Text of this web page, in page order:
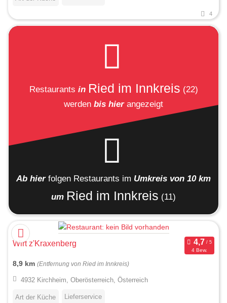
4
Restaurants in Ried im Innkreis (22)
werden bis hierangezeigt
Ab hier folgen Restaurants im Umkreis von 10 km
um Ried im Innkreis (11)
Wirt z'Kraxenberg
4 Bew.
8,9 km (Entfernung von Ried im Innkreis)
4932 Kirchheim, Oberösterreich, Österreich
Art der Küche Lieferservice